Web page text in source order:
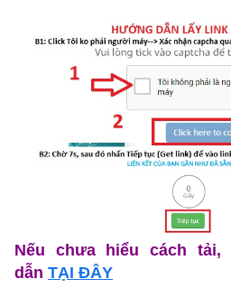
Nếu chưa hiểu cách tải,
dẫn TẠI ĐÂY